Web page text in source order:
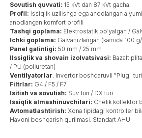
Sovutish quvvati: 15 kVt dan 87 kVt gacha
Profil: Issiqlik uzilishga ega anodlangan
anodlangan komfort profili
Tashqi goplama: Elektrostatik bo'yalgan /
Ichki goplama: Galvanizlangan (kamida 100
Panel galinligi: 50 mm / 25 mm
IIssiglik va shovain izolvatsivasi: Bazalt
/ PU (poliuretan)
Ventilyatorlar: Invertor boshqaruvli "Plug" turi
Filtrlar: G4 / F5 / F7
Isitish va sovutish: Suv turi / DX turi
Issiqlik almashinuvchilari: Chelik kollektor
Avtomatlashtirish: Xona tipidagi kontroller
Havoni boshqarish qurilmasi: Standart AHU